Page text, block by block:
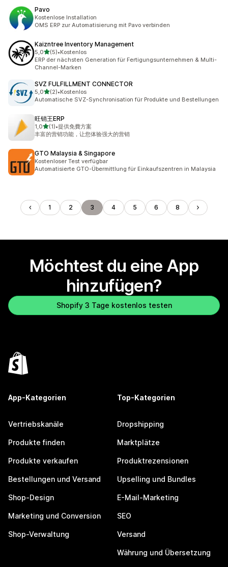
Pavo
Kostenlose Installation
OMS ERP zur Automatisierung mit Pavo verbinden
Kaizntree Inventory Management
5,0von 5 Sternen
(5)
5 Rezensionen insgesamt
•Kostenlos
ERP der nächsten Generation für Fertigungsunternehmen & Multi-
Channel-Marken
SVZ FULFILLMENT CONNECTOR
5,0von 5 Sternen
(2)
2 Rezensionen insgesamt
•Kostenlos
Automatische SVZ-Synchronisation für Produkte und Bestellungen
旺销王ERP
1,0von 5 Sternen
(1)
1 Rezensionen insgesamt
•提供免費方案
丰富的营销功能，让您体验强大的营销
GTO Malaysia & Singapore
Kostenloser Test verfügbar
Automatisierte GTO-Übermittlung für Einkaufszentren in Malaysia
1 2 3 4 5 6 8
Möchtest du eine App
hinzufügen?
Shopify 3 Tage kostenlos testen
App-Kategorien
Vertriebskanäle
Produkte finden
Produkte verkaufen
Bestellungen und Versand
Shop-Design
Marketing und Conversion
Shop-Verwaltung
Top-Kategorien
Dropshipping
Marktplätze
Produktrezensionen
Upselling und Bundles
E-Mail-Marketing
SEO
Versand
Währung und Übersetzung